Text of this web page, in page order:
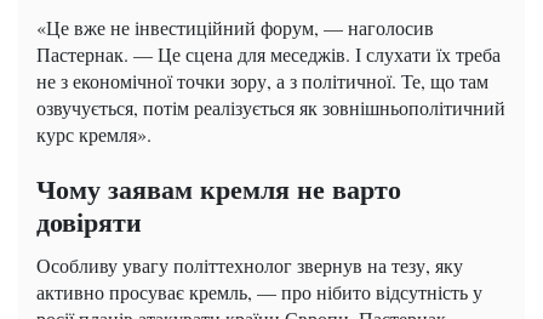
«Це вже не інвестиційний форум, — наголосив
Пастернак. — Це сцена для меседжів. І слухати їх треба
не з економічної точки зору, а з політичної. Те, що там
озвучується, потім реалізується як зовнішньополітичний
курс кремля».
Чому заявам кремля не варто
довіряти
Особливу увагу політтехнолог звернув на тезу, яку
активно просуває кремль, — про нібито відсутність у